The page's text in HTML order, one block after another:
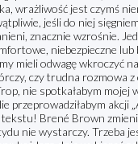
wrażliwość jest czymś
jeśli do niej
znacznie wzrośnie.
niebezpieczne lub
mieli odwagę wkroczyć
czy trudna rozmowa
nie spotkałabym mojej
przeprowadziłabym akcji
tekstu! Brené Brown
nie wystarczy. Trzeba